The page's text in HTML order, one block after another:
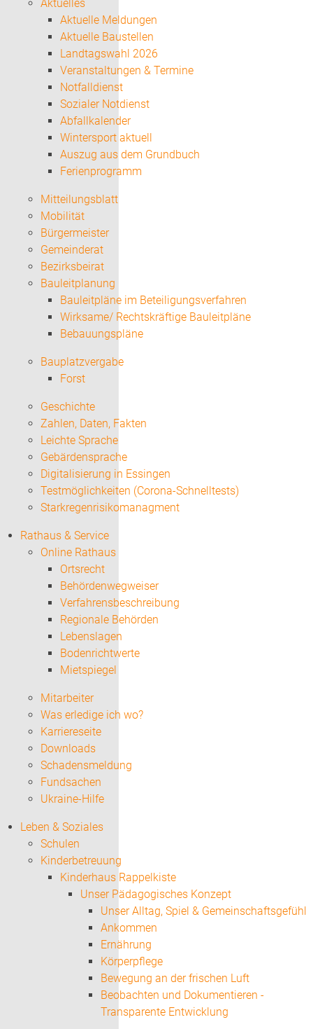
Aktuelles
Aktuelle Meldungen
Aktuelle Baustellen
Landtagswahl 2026
Veranstaltungen & Termine
Notfalldienst
Sozialer Notdienst
Abfallkalender
Wintersport aktuell
Auszug aus dem Grundbuch
Ferienprogramm
Mitteilungsblatt
Mobilität
Bürgermeister
Gemeinderat
Bezirksbeirat
Bauleitplanung
Bauleitpläne im Beteiligungsverfahren
Wirksame/ Rechtskräftige Bauleitpläne
Bebauungspläne
Bauplatzvergabe
Forst
Geschichte
Zahlen, Daten, Fakten
Leichte Sprache
Gebärdensprache
Digitalisierung in Essingen
Testmöglichkeiten (Corona-Schnelltests)
Starkregenrisikomanagment
Rathaus & Service
Online Rathaus
Ortsrecht
Behördenwegweiser
Verfahrensbeschreibung
Regionale Behörden
Lebenslagen
Bodenrichtwerte
Mietspiegel
Mitarbeiter
Was erledige ich wo?
Karriereseite
Downloads
Schadensmeldung
Fundsachen
Ukraine-Hilfe
Leben & Soziales
Schulen
Kinderbetreuung
Kinderhaus Rappelkiste
Unser Pädagogisches Konzept
Unser Alltag, Spiel & Gemeinschaftsgefühl
Ankommen
Ernährung
Körperpflege
Bewegung an der frischen Luft
Beobachten und Dokumentieren -
Transparente Entwicklung